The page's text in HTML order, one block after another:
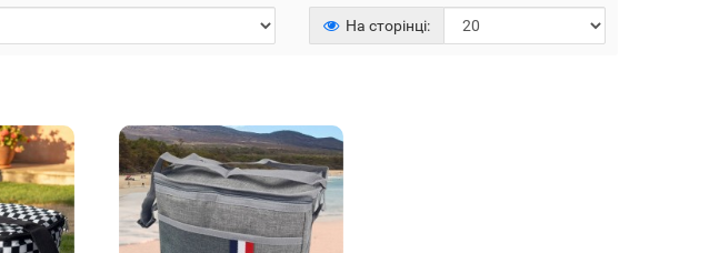
На сторінці: